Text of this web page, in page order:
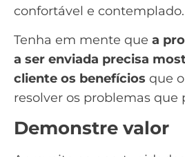
confortável e contemplado.
Tenha em mente que a
a ser enviada precisa
cliente os benefícios que
resolver os problemas que
Demonstre valor